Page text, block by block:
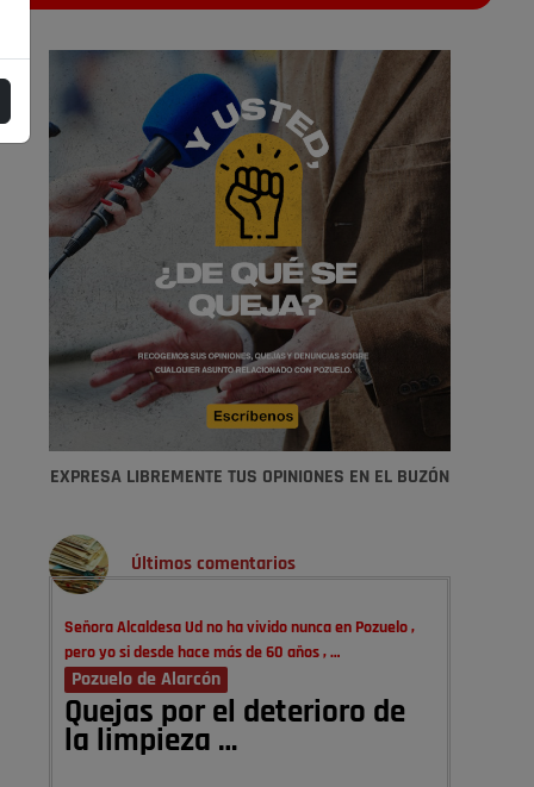
EXPRESA LIBREMENTE TUS OPINIONES EN EL BUZÓN
Últimos comentarios
Señora Alcaldesa Ud no ha vivido nunca en Pozuelo ,
pero yo si desde hace más de 60 años , …
Pozuelo de Alarcón
Quejas por el deterioro de
la limpieza …